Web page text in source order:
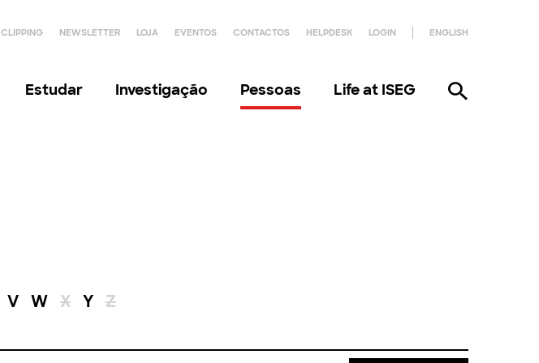
CLIPPING NEWSLETTER LOJA EVENTOS CONTACTOS HELPDESK LOGIN ENGLISH
Estudar Investigação Pessoas Life at ISEG
V W X Y Z